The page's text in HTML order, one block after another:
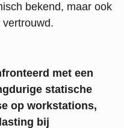
bekend, maar ook
met een
statische
op workstations,
bij